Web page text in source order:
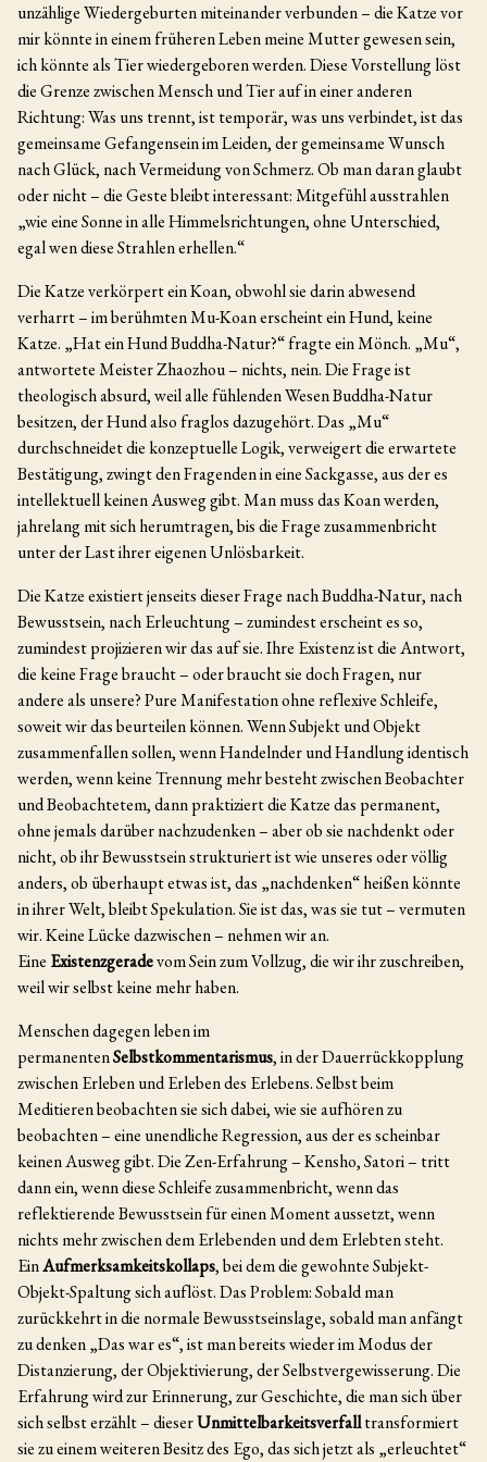
unzählige Wiedergeburten miteinander verbunden – die Katze vor
mir könnte in einem früheren Leben meine Mutter gewesen sein,
ich könnte als Tier wiedergeboren werden. Diese Vorstellung löst
die Grenze zwischen Mensch und Tier auf in einer anderen
Richtung: Was uns trennt, ist temporär, was uns verbindet, ist das
gemeinsame Gefangensein im Leiden, der gemeinsame Wunsch
nach Glück, nach Vermeidung von Schmerz. Ob man daran glaubt
oder nicht – die Geste bleibt interessant: Mitgefühl ausstrahlen
„wie eine Sonne in alle Himmelsrichtungen, ohne Unterschied,
egal wen diese Strahlen erhellen.“
Die Katze verkörpert ein Koan, obwohl sie darin abwesend
verharrt – im berühmten Mu-Koan erscheint ein Hund, keine
Katze. „Hat ein Hund Buddha-Natur?“ fragte ein Mönch. „Mu“,
antwortete Meister Zhaozhou – nichts, nein. Die Frage ist
theologisch absurd, weil alle fühlenden Wesen Buddha-Natur
besitzen, der Hund also fraglos dazugehört. Das „Mu“
durchschneidet die konzeptuelle Logik, verweigert die erwartete
Bestätigung, zwingt den Fragenden in eine Sackgasse, aus der es
intellektuell keinen Ausweg gibt. Man muss das Koan werden,
jahrelang mit sich herumtragen, bis die Frage zusammenbricht
unter der Last ihrer eigenen Unlösbarkeit.
Die Katze existiert jenseits dieser Frage nach Buddha-Natur, nach
Bewusstsein, nach Erleuchtung – zumindest erscheint es so,
zumindest projizieren wir das auf sie. Ihre Existenz ist die Antwort,
die keine Frage braucht – oder braucht sie doch Fragen, nur
andere als unsere? Pure Manifestation ohne reflexive Schleife,
soweit wir das beurteilen können. Wenn Subjekt und Objekt
zusammenfallen sollen, wenn Handelnder und Handlung identisch
werden, wenn keine Trennung mehr besteht zwischen Beobachter
und Beobachtetem, dann praktiziert die Katze das permanent,
ohne jemals darüber nachzudenken – aber ob sie nachdenkt oder
nicht, ob ihr Bewusstsein strukturiert ist wie unseres oder völlig
anders, ob überhaupt etwas ist, das „nachdenken“ heißen könnte
in ihrer Welt, bleibt Spekulation. Sie ist das, was sie tut – vermuten
wir. Keine Lücke dazwischen – nehmen wir an.
Eine Existenzgeradevom Sein zum Vollzug, die wir ihr zuschreiben,
weil wir selbst keine mehr haben.
Menschen dagegen leben im
permanentenSelbstkommentarismus, in der Dauerrückkopplung
zwischen Erleben und Erleben des Erlebens. Selbst beim
Meditieren beobachten sie sich dabei, wie sie aufhören zu
beobachten – eine unendliche Regression, aus der es scheinbar
keinen Ausweg gibt. Die Zen-Erfahrung – Kensho, Satori – tritt
dann ein, wenn diese Schleife zusammenbricht, wenn das
reflektierende Bewusstsein für einen Moment aussetzt, wenn
nichts mehr zwischen dem Erlebenden und dem Erlebten steht.
EinAufmerksamkeitskollaps, bei dem die gewohnte Subjekt-
Objekt-Spaltung sich auflöst. Das Problem: Sobald man
zurückkehrt in die normale Bewusstseinslage, sobald man anfängt
zu denken „Das war es“, ist man bereits wieder im Modus der
Distanzierung, der Objektivierung, der Selbstvergewisserung. Die
Erfahrung wird zur Erinnerung, zur Geschichte, die man sich über
sich selbst erzählt – dieserUnmittelbarkeitsverfalltransformiert
sie zu einem weiteren Besitz des Ego, das sich jetzt als „erleuchtet“